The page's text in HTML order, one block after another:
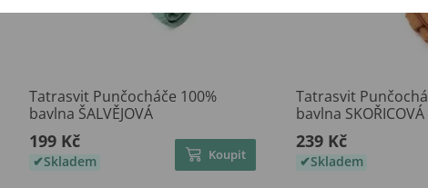
Tatrasvit Punčocháče 100%
bavlna ŠALVĚJOVÁ
199 Kč
Skladem Koupit
Tatrasvit
bavlna SKOŘICOVÁ
239 Kč
Skladem